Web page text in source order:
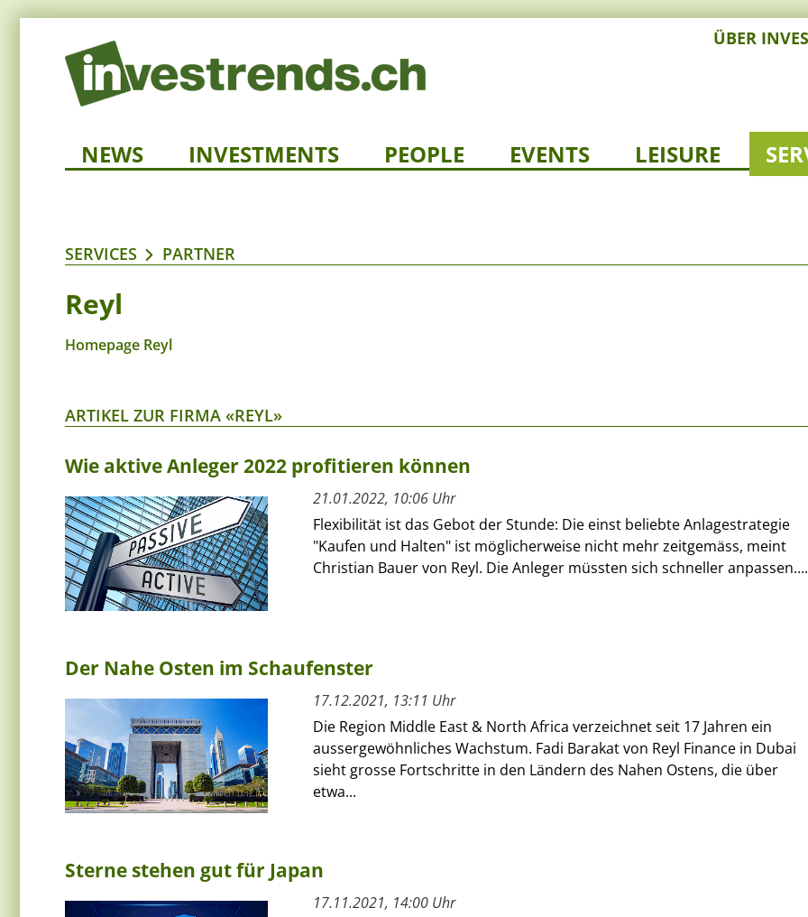
ÜBER
NEWS INVESTMENTS PEOPLE EVENTS LEISURE
SERVICES PARTNER
Reyl
Homepage Reyl
ARTIKEL ZUR FIRMA «REYL»
Wie aktive Anleger 2022 profitieren können
21.01.2022, 10:06 Uhr
Flexibilität ist das Gebot der Stunde: Die einst beliebte Anlagestrategie
"Kaufen und Halten" ist möglicherweise nicht mehr zeitgemäss, meint
Christian Bauer von Reyl. Die Anleger müssten sich schneller anpassen....
Der Nahe Osten im Schaufenster
17.12.2021, 13:11 Uhr
Die Region Middle East & North Africa verzeichnet seit 17 Jahren ein
aussergewöhnliches Wachstum. Fadi Barakat von Reyl Finance in Dubai
sieht grosse Fortschritte in den Ländern des Nahen Ostens, die über
etwa...
Sterne stehen gut für Japan
17.11.2021, 14:00 Uhr